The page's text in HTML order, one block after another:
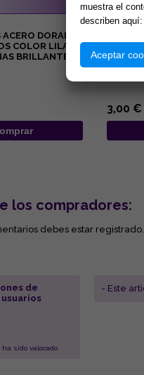
DORADO
COLOR LILA
BRILLANTES
3,00 €
los compradores:
debes estar registrado.
de
sido valorado
- Este
muestra el
describen aquí:
Aceptar